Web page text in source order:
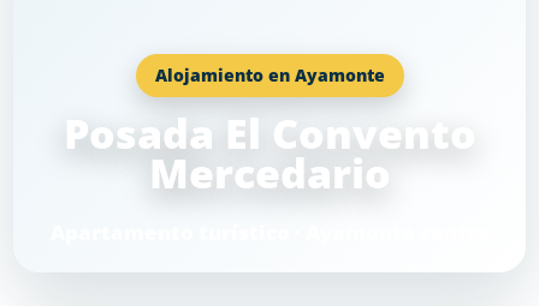
Alojamiento en Ayamonte
Posada El Convento
Mercedario